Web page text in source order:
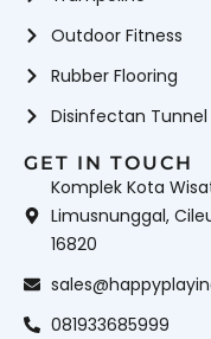
Outdoor Fitness
Rubber Flooring
Disinfectan Tunnel
GET IN TOUCH
Komplek Kota
Limusnunggal,
16820
081933685999